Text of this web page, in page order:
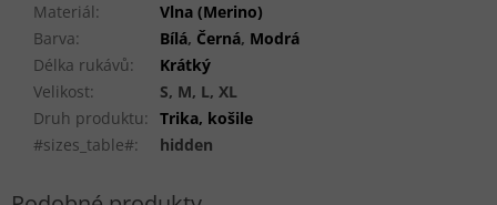
Materiál:
Vlna (Merino)
Barva: Bílá, Černá, Modrá
Délka rukávů:
Krátký
Velikost:
S, M, L, XL
Druh produktu: Trika, košile
#sizes_table#: hidden